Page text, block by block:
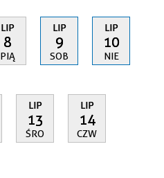
LIP
8
PIĄ
LIP
9
SOB
LIP
10
NIE
LIP
13
ŚRO
LIP
14
CZW